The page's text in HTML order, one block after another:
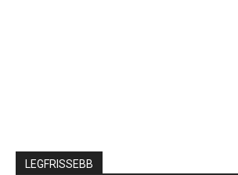
LEGFRISSEBB